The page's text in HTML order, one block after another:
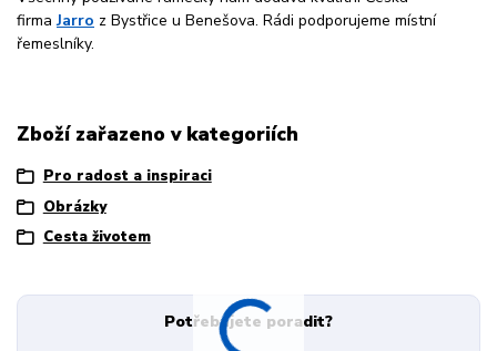
firmaJarro z Bystřice u Benešova. Rádi podporujeme místní
řemeslníky.
Zboží zařazeno v kategoriích
Pro radost a inspiraci
Obrázky
Cesta životem
Potřebujete poradit?